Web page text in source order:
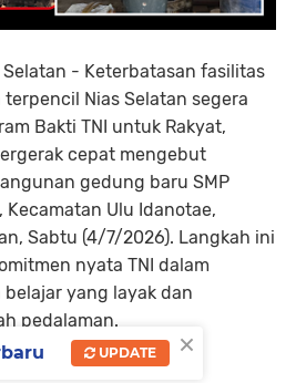
Selatan - Keterbatasan fasilitas
Nias Selatan segera
Bakti TNI untuk Rakyat,
cepat mengebut
gedung baru SMP
Kecamatan Ulu Idanotae,
Sabtu (4/7/2026). Langkah ini
nyata TNI dalam
yang layak dan
pedalaman.
×
UPDATE